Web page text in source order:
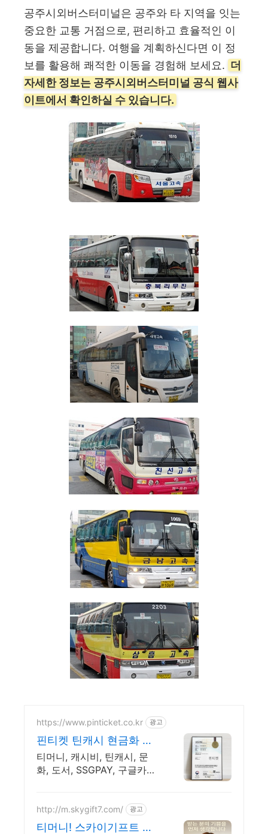
공주시외버스터미널은 공주와 타 지역을 잇는
중요한 교통 거점으로, 편리하고 효율적인 이
동을 제공합니다. 여행을 계획하신다면 이 정
보를 활용해 쾌적한 이동을 경험해 보세요. 더
자세한 정보는 공주시외버스터미널 공식 웹사
이트에서 확인하실 수 있습니다.
https://www.pinticket.co.kr 광고
핀티켓 틴캐시 현금화 전
문 24시간 빠른입금, 등록
업체
티머니, 캐시비, 틴캐시, 문
화, 도서, SSGPAY, 구글카
http://m.skygift7.com/ 광고
티머니! 스카이기프트 공